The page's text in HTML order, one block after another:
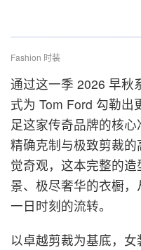
Fashion 时装
通过这一季 2026 早秋
式为 Tom Ford 勾勒出
足这家传奇品牌的核
精确克制与极致剪裁的
觉奇观，这本完整的
景、极尽奢华的衣橱
一日时刻的流转。
以卓越剪裁为基底，